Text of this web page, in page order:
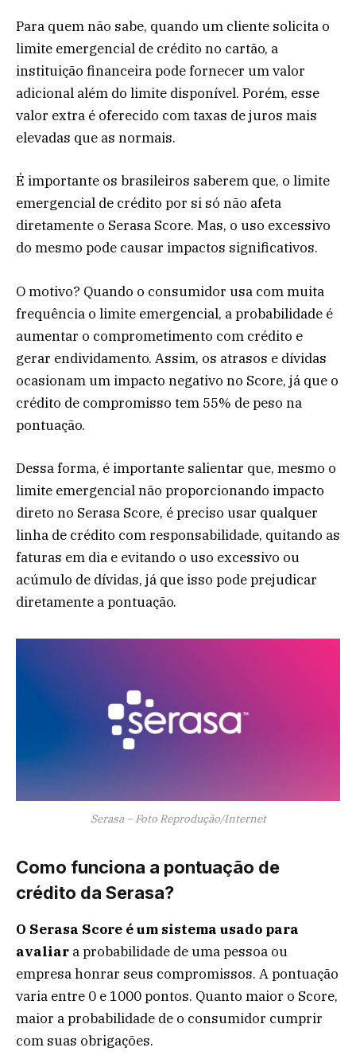
Para quem não sabe, quando um cliente solicita o
limite emergencial de crédito no cartão, a
instituição financeira pode fornecer um valor
adicional além do limite disponível. Porém, esse
valor extra é oferecido com taxas de juros mais
elevadas que as normais.
É importante os brasileiros saberem que, o limite
emergencial de crédito por si só não afeta
diretamente o Serasa Score. Mas, o uso excessivo
do mesmo pode causar impactos significativos.
O motivo? Quando o consumidor usa com muita
frequência o limite emergencial, a probabilidade é
aumentar o comprometimento com crédito e
gerar endividamento. Assim, os atrasos e dívidas
ocasionam um impacto negativo no Score, já que o
crédito de compromisso tem 55% de peso na
pontuação.
Dessa forma, é importante salientar que, mesmo o
limite emergencial não proporcionando impacto
direto no Serasa Score, é preciso usar qualquer
linha de crédito com responsabilidade, quitando as
faturas em dia e evitando o uso excessivo ou
acúmulo de dívidas, já que isso pode prejudicar
diretamente a pontuação.
Serasa – Foto Reprodução/Internet
Como funciona a pontuação de
crédito da Serasa?
O Serasa Score é um sistema usado para
avaliar a probabilidade de uma pessoa ou
empresa honrar seus compromissos. A pontuação
varia entre 0 e 1000 pontos. Quanto maior o Score,
maior a probabilidade de o consumidor cumprir
com suas obrigações.